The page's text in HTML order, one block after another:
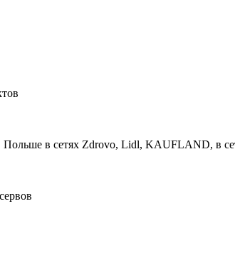
Польше в сетях Zdrovo, Lidl, KAUFLAND, в